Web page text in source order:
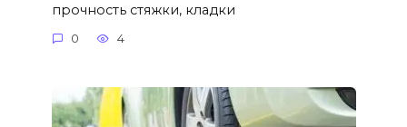
прочность стяжки, кладки
0 4